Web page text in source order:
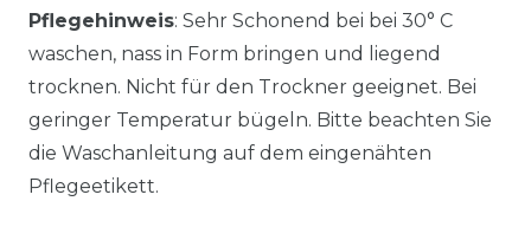
Pflegehinweis: Sehr Schonend bei bei 30° C
waschen, nass in Form bringen und liegend
trocknen. Nicht für den Trockner geeignet. Bei
geringer Temperatur bügeln. Bitte beachten Sie
die Waschanleitung auf dem eingenähten
Pflegeetikett.